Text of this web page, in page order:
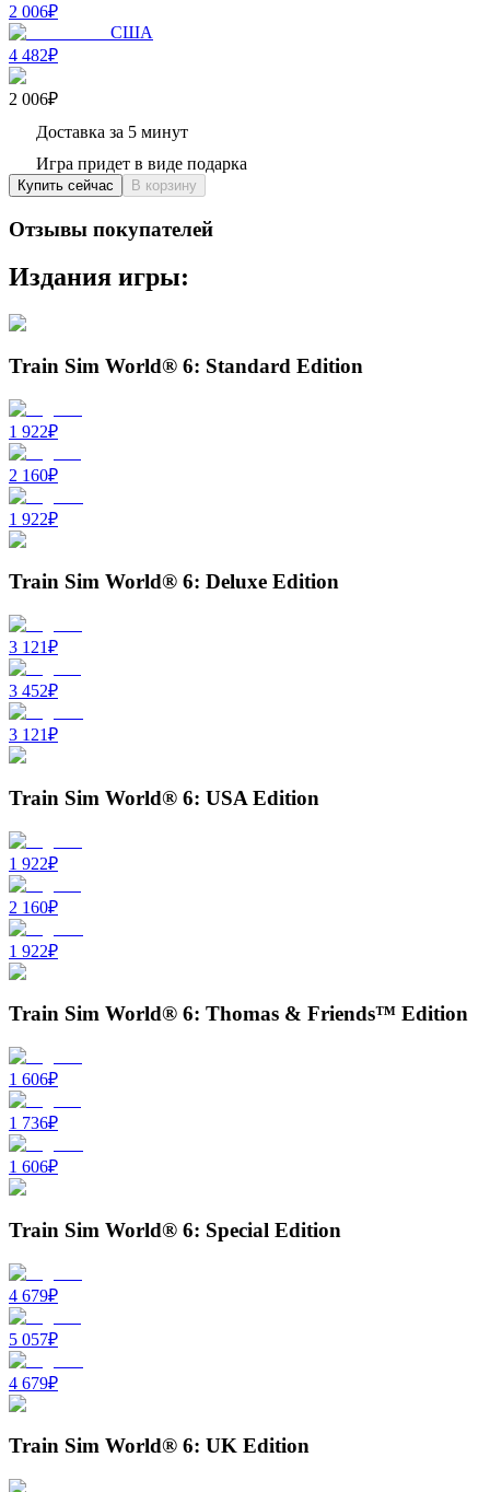
2 006₽
США
4 482₽
2 006₽
Доставка за 5 минут
Игра придет в виде подарка
Купить сейчас В корзину
Отзывы покупателей
Издания игры:
Train Sim World® 6: Standard Edition
1 922₽
2 160₽
1 922₽
Train Sim World® 6: Deluxe Edition
3 121₽
3 452₽
3 121₽
Train Sim World® 6: USA Edition
1 922₽
2 160₽
1 922₽
Train Sim World® 6: Thomas & Friends™ Edition
1 606₽
1 736₽
1 606₽
Train Sim World® 6: Special Edition
4 679₽
5 057₽
4 679₽
Train Sim World® 6: UK Edition